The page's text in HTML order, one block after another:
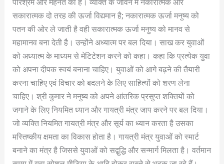
सकारात्मक दो तरह की ऊर्जा विद्यमान है; नकारात्मक ऊर्जा मनुष्य को
पतन की ओर ले जाती है वही सकारात्मक ऊर्जा मनुष्य को मानव से
महामानव बना देती है। उन्होंने अध्यात्म पर बल दिया। साख कर युवाओं
को अध्यात्म के माध्यम से मेटिटेशन करने को कहा। कहा कि प्रत्येक युवा
को अपना दीपक स्वयं बनाना चाहिए। युवाओं को आगे बढ़ने की तैयारी
करना चाहिए एवं विचार को बदलने के लिए साहित्यों को शरण लेना
चाहिए। श्री कुमार ने मनुष्य को अपने आंतरिक प्रसुप्त शक्तियों को
जगाने के लिए नियमित ध्यान और गायत्री मंत्र जाप करने पर बल दिया।
जो व्यक्ति नियमित गायत्री मंत्र और सूर्य का ध्यान करता है उसका
मस्तिष्कीय क्षमता का विकास होता है। गायत्री मंत्र युवाओं को स्मार्ट
बनाने का मंत्र है जिससे युवाओं को सद्बुद्धि और सन्मार्ग मिलता है। वर्तमान